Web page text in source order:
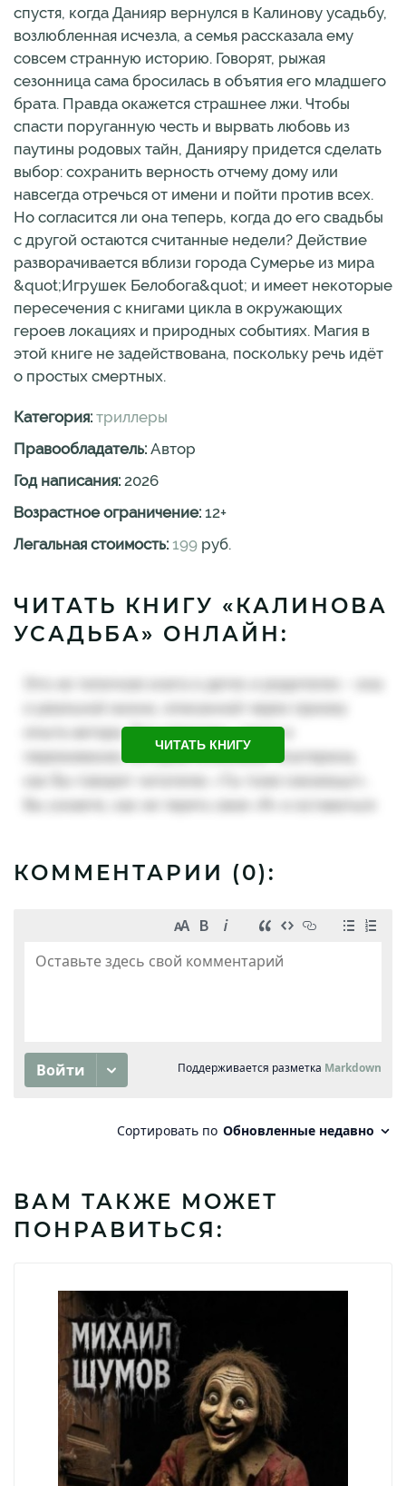
спустя, когда Данияр вернулся в Калинову усадьбу,
возлюбленная исчезла, а семья рассказала ему
совсем странную историю. Говорят, рыжая
сезонница сама бросилась в объятия его младшего
брата. Правда окажется страшнее лжи. Чтобы
спасти поруганную честь и вырвать любовь из
паутины родовых тайн, Данияру придется сделать
выбор: сохранить верность отчему дому или
навсегда отречься от имени и пойти против всех.
Но согласится ли она теперь, когда до его свадьбы
с другой остаются считанные недели? Действие
разворачивается вблизи города Сумерье из мира
&quot;Игрушек Белобога&quot; и имеет некоторые
пересечения с книгами цикла в окружающих
героев локациях и природных событиях. Магия в
этой книге не задействована, поскольку речь идёт
о простых смертных.
Категория: триллеры
Правообладатель: Автор
Год написания: 2026
Возрастное ограничение: 12+
Легальная стоимость: 199 руб.
ЧИТАТЬ КНИГУ «КАЛИНОВА
УСАДЬБА» ОНЛАЙН:
ЧИТАТЬ КНИГУ
КОММЕНТАРИИ (0):
ВАМ ТАКЖЕ МОЖЕТ
ПОНРАВИТЬСЯ: